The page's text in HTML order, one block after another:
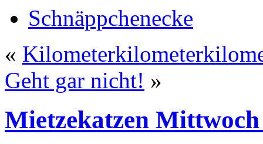
Schnäppchenecke
«
Geht gar nicht! »
Mietzekatzen